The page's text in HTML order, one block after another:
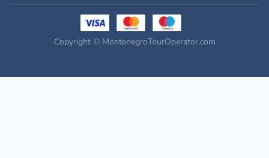
Copyright © MontenegroTourOperator.com